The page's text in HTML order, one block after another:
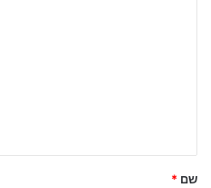
ל
שם *